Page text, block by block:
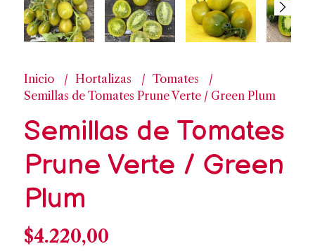
Inicio Hortalizas
Tomates
Semillas de Tomates Prune Verte / Green Plum
Semillas de Tomates
Prune Verte / Green
Plum
$4.220,00